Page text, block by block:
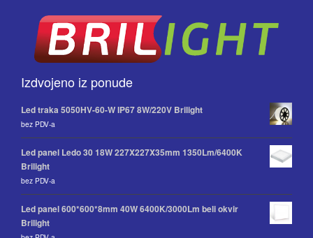
Izdvojeno iz ponude
Led traka 5050HV-60-W IP67 8W/220V Brilight
bez PDV-a
Led panel Ledo 30 18W 227X227X35mm 1350Lm/6400K
Brilight
bez PDV-a
Led panel 600*600*8mm 40W 6400K/3000Lm beli okvir
Brilight